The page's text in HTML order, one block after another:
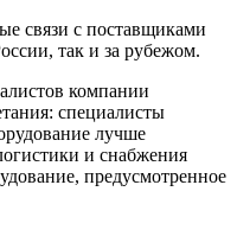
связи с поставщиками
так и за рубежом.
компании
специалисты
лучше
и снабжения
предусмотренное